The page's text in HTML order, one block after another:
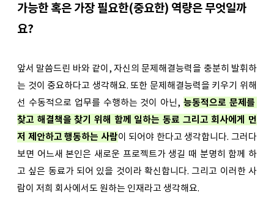
가능한 혹은 가장 필요한(중요한) 역량은 무엇일까
요?
앞서 말씀드린 바와 같이, 자신의 문제해결능력을 충분히 발휘하
는 것이 중요하다고 생각해요. 또한 문제해결능력을 키우기 위해
선 수동적으로 업무를 수행하는 것이 아닌, 능동적으로 문제를
찾고 해결책을 찾기 위해 함께 일하는 동료 그리고 회사에게 먼
저 제안하고 행동하는 사람이 되어야 한다고 생각합니다. 그러다
보면 어느새 본인은 새로운 프로젝트가 생길 때 분명히 함께 하
고 싶은 동료가 되어 있을 것이라 확신합니다. 그리고 이러한 사
람이 저희 회사에서도 원하는 인재라고 생각해요.